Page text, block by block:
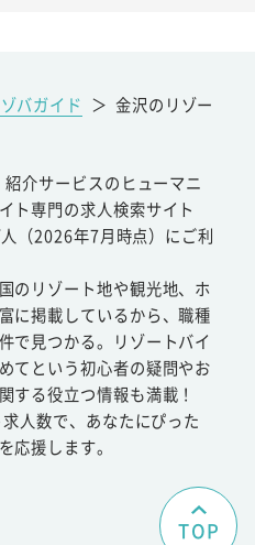
バガイド ＞ 金沢のリゾー
介サービスのヒューマニ
ト専門の求人検索サイト
（2026年7月時点）にご利
のリゾート地や観光地、ホ
に掲載しているから、職種
で見つかる。リゾートバイ
てという初心者の疑問やお
する役立つ情報も満載！
人数で、あなたにぴった
応援します。
TOP